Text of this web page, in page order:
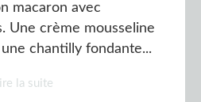
macaron avec
Une crème mousseline
chantilly fondante...
la suite